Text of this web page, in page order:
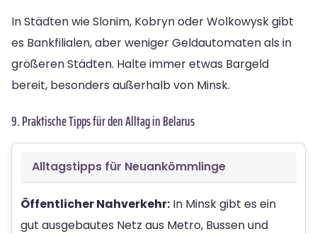
In Städten wie Slonim, Kobryn oder Wolkowysk gibt
es Bankfilialen, aber weniger Geldautomaten als in
größeren Städten. Halte immer etwas Bargeld
bereit, besonders außerhalb von Minsk.
9. Praktische Tipps für den Alltag in Belarus
Alltagstipps für Neuankömmlinge
Öffentlicher Nahverkehr: In Minsk gibt es ein
gut ausgebautes Netz aus Metro, Bussen und